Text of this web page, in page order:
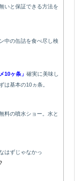
いと保証できる方法を
中の缶詰を食べ尽し検
10ヶ条」確実に美味し
は基本の10ヵ条。
料の噴水ショー。水と
はずじゃなかっ